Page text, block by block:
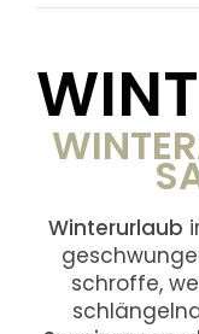
Winterurlaub
schroffe,